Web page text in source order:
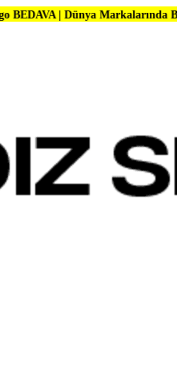
Markalarında Büyük İndirimler